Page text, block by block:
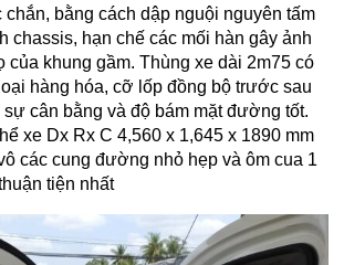
chắn, bằng cách dập nguội nguyên tấm
chassis, hạn chế các mối hàn gây ảnh
của khung gầm. Thùng xe dài 2m75 có
hàng hóa, cỡ lốp đồng bộ trước sau
sự cân bằng và độ bám mặt đường tốt.
xe Dx Rx C 4,560 x 1,645 x 1890 mm
các cung đường nhỏ hẹp và ôm cua 1
tiện nhất